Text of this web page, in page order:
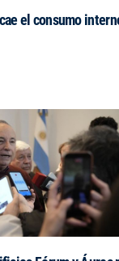
el consumo